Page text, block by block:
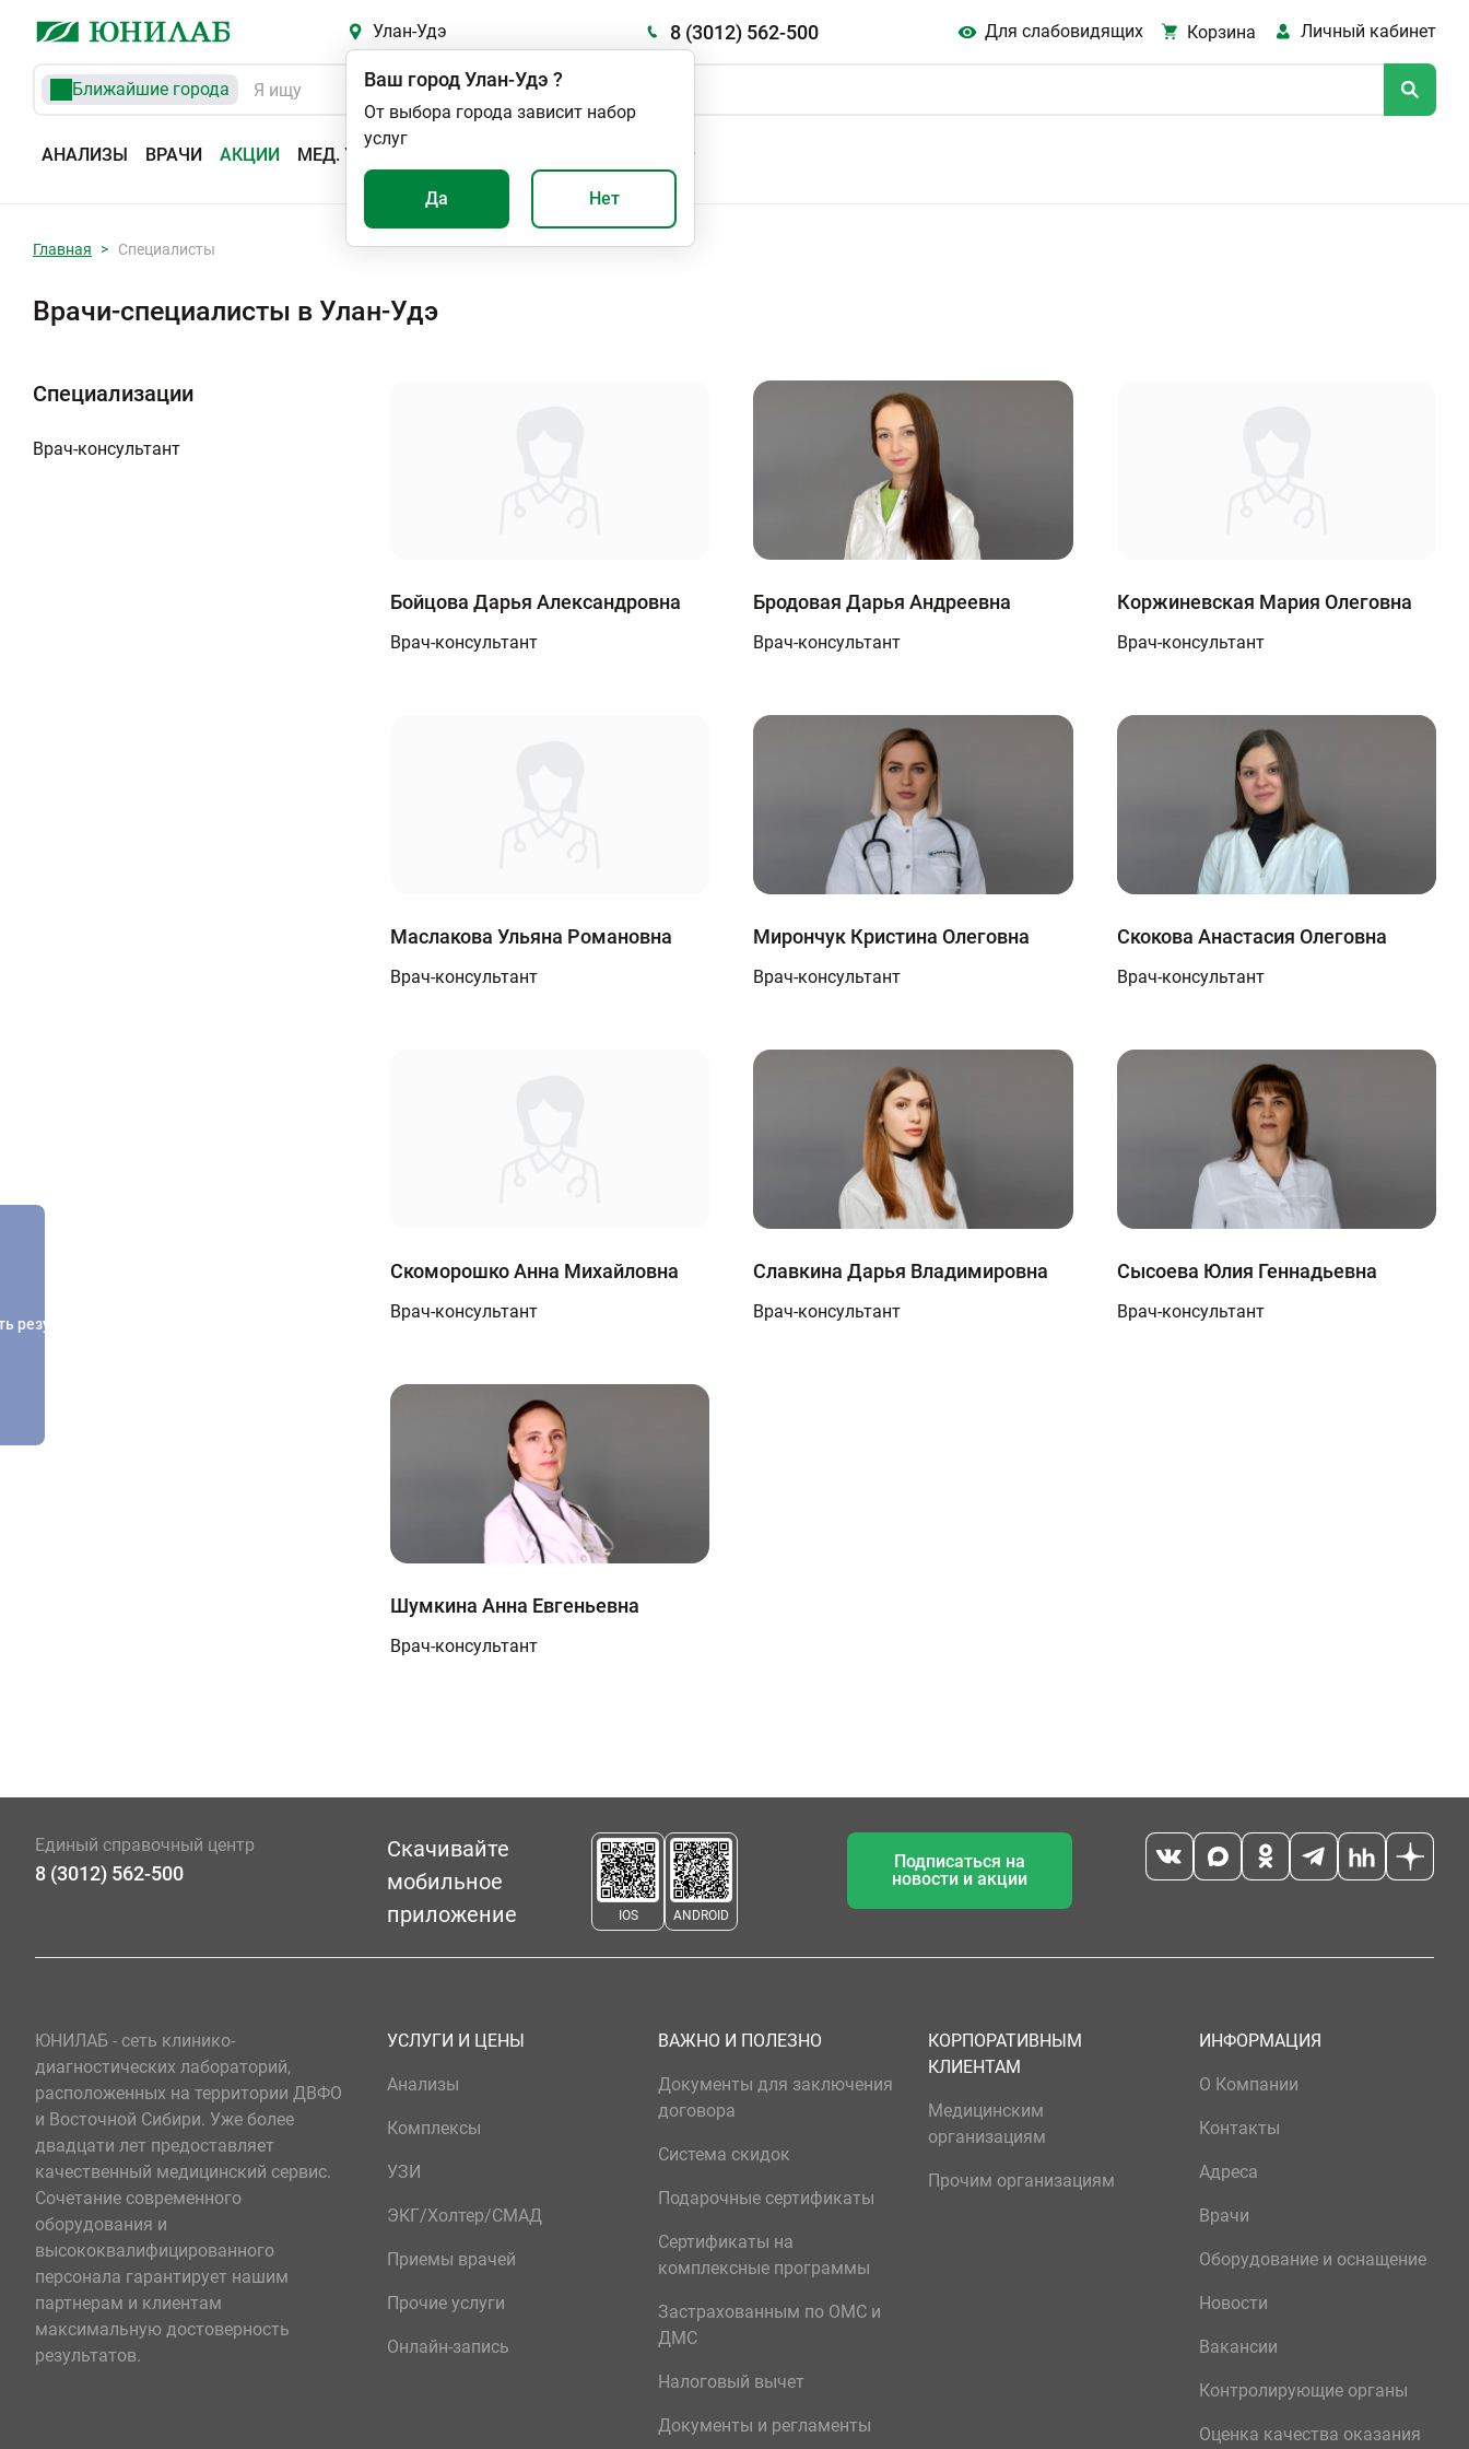
Улан-Удэ 8 (3012) 562-500 Для слабовидящих Корзина Личный кабинет
Ближайшие города
АНАЛИЗЫ ВРАЧИ АКЦИИ МЕД. УСЛУГИ
Ваш городУлан-Удэ ?
От выбора города зависит набор
услуг
Да Нет
Главная Специалисты
Врачи-специалисты в Улан-Удэ
Специализации
Врач-консультант
Бойцова Дарья Александровна
Врач-консультант
Бродовая Дарья Андреевна
Врач-консультант
Коржиневская Мария Олеговна
Врач-консультант
Маслакова Ульяна Романовна
Врач-консультант
Мирончук Кристина Олеговна
Врач-консультант
Скокова Анастасия Олеговна
Врач-консультант
Скоморошко Анна Михайловна
Врач-консультант
Славкина Дарья Владимировна
Врач-консультант
Сысоева Юлия Геннадьевна
Врач-консультант
Шумкина Анна Евгеньевна
Врач-консультант
результатов
Единый справочный центр
8 (3012) 562-500
Скачивайте
мобильное
приложение
IOS ANDROID
Подписаться на
новости и акции
ЮНИЛАБ - сеть клинико-
диагностических лабораторий,
расположенных на территории ДВФО
и Восточной Сибири. Уже более
двадцати лет предоставляет
качественный медицинский сервис.
Сочетание современного
оборудования и
высококвалифицированного
персонала гарантирует нашим
партнерам и клиентам
максимальную достоверность
результатов.
УСЛУГИ И ЦЕНЫ
Анализы
Комплексы
УЗИ
ЭКГ/Холтер/СМАД
Приемы врачей
Прочие услуги
Онлайн-запись
ВАЖНО И ПОЛЕЗНО
Документы для заключения
договора
Система скидок
Подарочные сертификаты
Сертификаты на
комплексные программы
Застрахованным по ОМС и
ДМС
Налоговый вычет
Документы и регламенты
КОРПОРАТИВНЫМ
КЛИЕНТАМ
Медицинским
организациям
Прочим организациям
ИНФОРМАЦИЯ
О Компании
Контакты
Адреса
Врачи
Оборудование и оснащение
Новости
Вакансии
Контролирующие органы
Оценка качества оказания